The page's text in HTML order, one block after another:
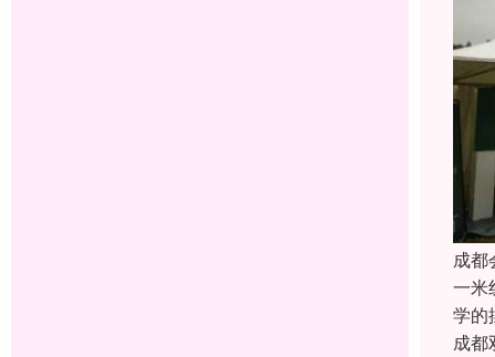
成都
一米
学的
成都